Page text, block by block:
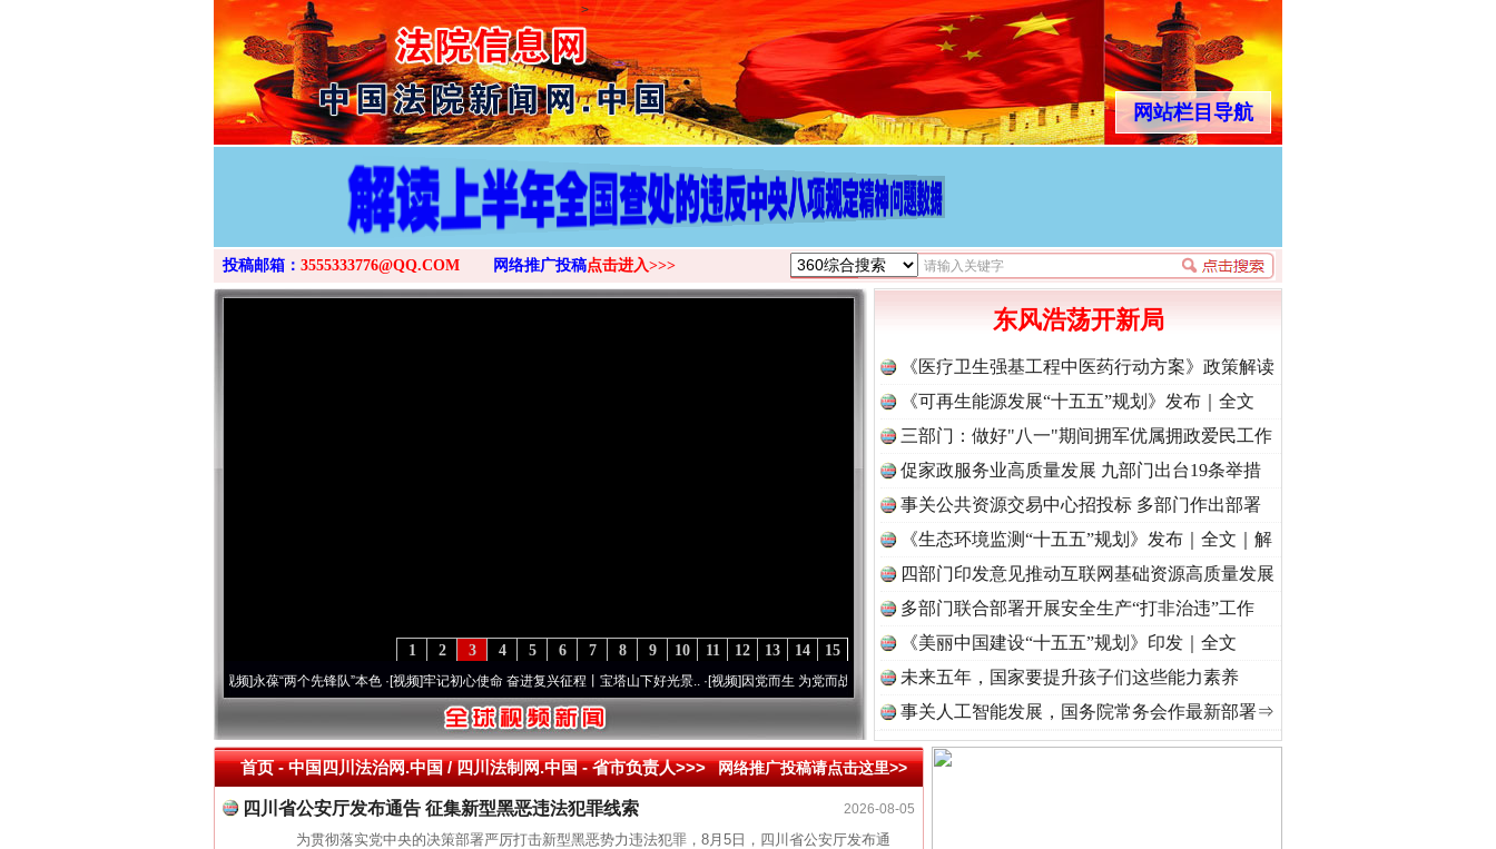
>
网站栏目导航
投稿邮箱： 3555333776@QQ.COM 网络推广投稿点击进入>>>
15
14
13
12
11
10
9
8
7
6
5
4
3
2
1
永葆“两个先锋队”本色·[视频]牢记初心使命 奋进复兴征程丨宝塔山下好光景..·[视频]因党而生 为党而战——百年“纪”事⑧加强纪律.. ·[视频]牢记初心使命 奋进复兴征程丨“转折之城”激荡..
东风浩荡开新局
《医疗卫生强基工程中医药行动方案》政策解读
《可再生能源发展“十五五”规划》发布｜全文
三部门：做好"八一"期间拥军优属拥政爱民工作
促家政服务业高质量发展 九部门出台19条举措
事关公共资源交易中心招投标 多部门作出部署
《生态环境监测“十五五”规划》发布｜全文｜解
读
四部门印发意见推动互联网基础资源高质量发展
多部门联合部署开展安全生产“打非治违”工作
《美丽中国建设“十五五”规划》印发｜全文
未来五年，国家要提升孩子们这些能力素养
事关人工智能发展，国务院常务会作最新部署⇒
首页- 中国四川法治网.中国 / 四川法制网.中国 -省市负责人>>> 网络推广投稿请点击这里>>
2026-08-05
四川省公安厅发布通告 征集新型黑恶违法犯罪线索
为贯彻落实党中央的决策部署严厉打击新型黑恶势力违法犯罪，8月5日，四川省公安厅发布通